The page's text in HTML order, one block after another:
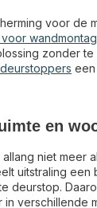
voor de
zonder
en
niet meer
uitstraling een
deurstop.
verschillende